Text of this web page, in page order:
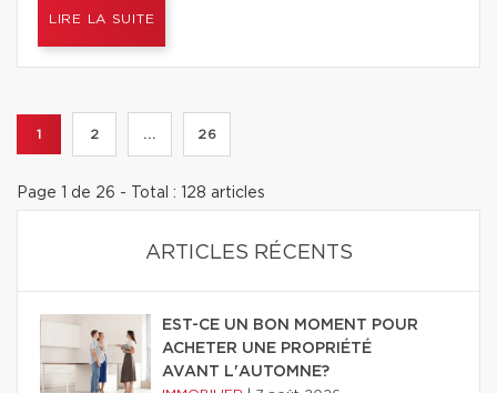
LIRE LA SUITE
1 2 ... 26
Page 1 de 26 - Total : 128 articles
ARTICLES RÉCENTS
EST-CE UN BON MOMENT POUR
ACHETER UNE PROPRIÉTÉ
AVANT L'AUTOMNE?